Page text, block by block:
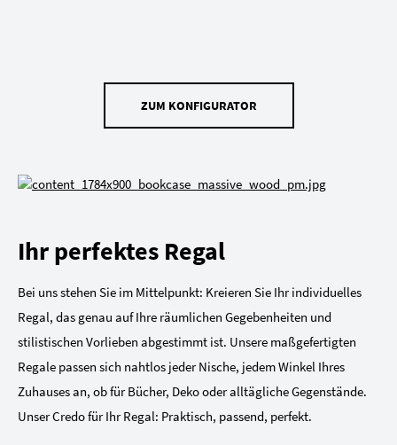
ZUM KONFIGURATOR
Ihr perfektes Regal
Bei uns stehen Sie im Mittelpunkt: Kreieren Sie Ihr individuelles
Regal, das genau auf Ihre räumlichen Gegebenheiten und
stilistischen Vorlieben abgestimmt ist. Unsere maßgefertigten
Regale passen sich nahtlos jeder Nische, jedem Winkel Ihres
Zuhauses an, ob für Bücher, Deko oder alltägliche Gegenstände.
Unser Credo für Ihr Regal: Praktisch, passend, perfekt.